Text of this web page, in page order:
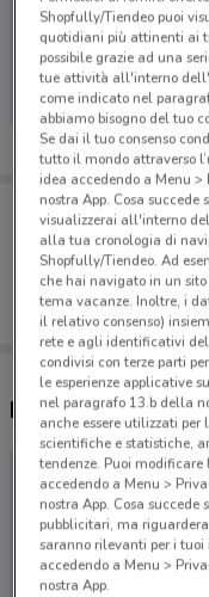
Ci dispiace, al
volantini
Porta
Puoi
salvarle e
dal tuo
Negozi BCC
Shopfully/Tiendeo puoi
quotidiani più attinenti ai
possibile grazie ad una
tue attività all'interno
come indicato nel
abbiamo bisogno del tuo
Se dai il tuo consenso
tutto il mondo attraverso
idea accedendo a Menu >
nostra App. Cosa succede
visualizzerai all'interno
alla tua cronologia di
Shopfully/Tiendeo. Ad
che hai navigato in un
tema vacanze. Inoltre, i
il relativo consenso)
rete e agli identificativi del
condivisi con terze parti
le esperienze applicative
nel paragrafo 13.b della
anche essere utilizzati per
scientifiche e statistiche,
tendenze. Puoi
accedendo a Menu >
nostra App. Cosa
pubblicitari, ma
saranno rilevanti per i tuoi
accedendo a Menu >
nostra App.